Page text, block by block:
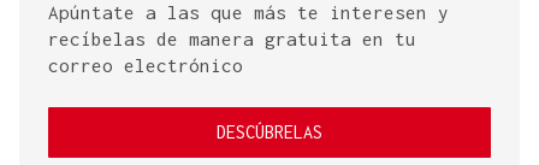
Apúntate a las que más te interesen y
recíbelas de manera gratuita en tu
correo electrónico
DESCÚBRELAS